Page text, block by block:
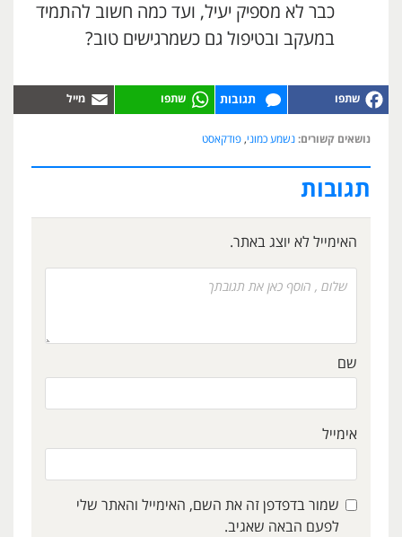
כבר לא מספיק יעיל, ועד כמה חשוב להתמיד
במעקב ובטיפול גם כשמרגישים טוב?
תגובות
נושאים קשורים: נשמע כמוני, פודקאסט
תגובות
האימייל לא יוצג באתר.
שם
אימייל
שמור בדפדפן זה את השם, האימייל והאתר שלי
לפעם הבאה שאגיב.